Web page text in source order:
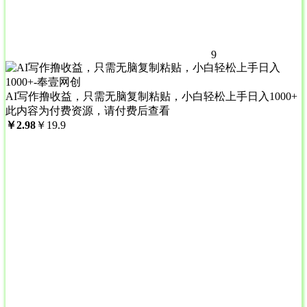
9
AI写作撸收益，只需无脑复制粘贴，小白轻松上手日入1000+
此内容为付费资源，请付费后查看
￥2.98 ￥ 19.9